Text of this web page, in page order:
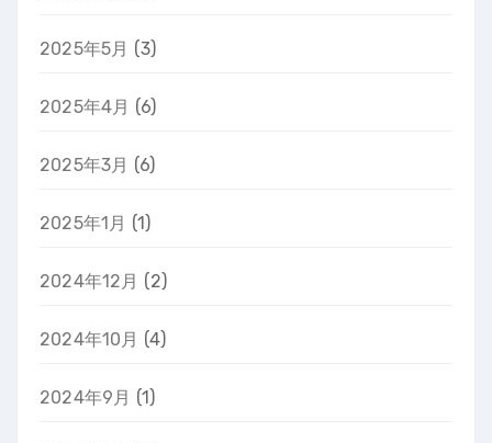
2025年5月 (3)
2025年4月 (6)
2025年3月 (6)
2025年1月 (1)
2024年12月 (2)
2024年10月 (4)
2024年9月 (1)